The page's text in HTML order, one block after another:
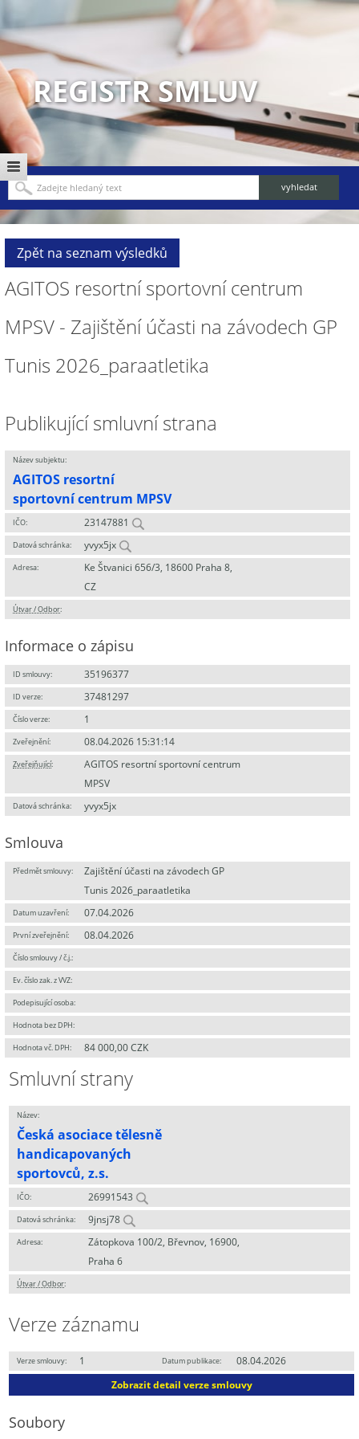
REGISTR SMLUV
Zpět na seznam výsledků
AGITOS resortní sportovní centrum
MPSV - Zajištění účasti na závodech GP
Tunis 2026_paraatletika
Publikující smluvní strana
Název subjektu:
AGITOS resortní
sportovní centrum MPSV
IČO: 23147881
Datová schránka: yvyx5jx
Adresa:
Ke Štvanici 656/3, 18600 Praha 8,
CZ
Útvar / Odbor:
Informace o zápisu
ID smlouvy: 35196377
ID verze: 37481297
Číslo verze: 1
Zveřejnění: 08.04.2026 15:31:14
Zveřejňující:
AGITOS resortní sportovní centrum
MPSV
Datová schránka: yvyx5jx
Smlouva
Předmět smlouvy:
Zajištění účasti na závodech GP
Tunis 2026_paraatletika
Datum uzavření: 07.04.2026
První zveřejnění: 08.04.2026
Číslo smlouvy / č.j.:
Ev. číslo zak. z VVZ:
Podepisující osoba:
Hodnota bez DPH:
Hodnota vč. DPH: 84 000,00 CZK
Smluvní strany
Název:
Česká asociace tělesně
handicapovaných
sportovců, z.s.
IČO: 26991543
Datová schránka: 9jnsj78
Adresa:
Zátopkova 100/2, Břevnov, 16900,
Praha 6
Útvar / Odbor:
Verze záznamu
Verze smlouvy: 1 Datum publikace:
08.04.2026
Zobrazit detail verze smlouvy
Soubory